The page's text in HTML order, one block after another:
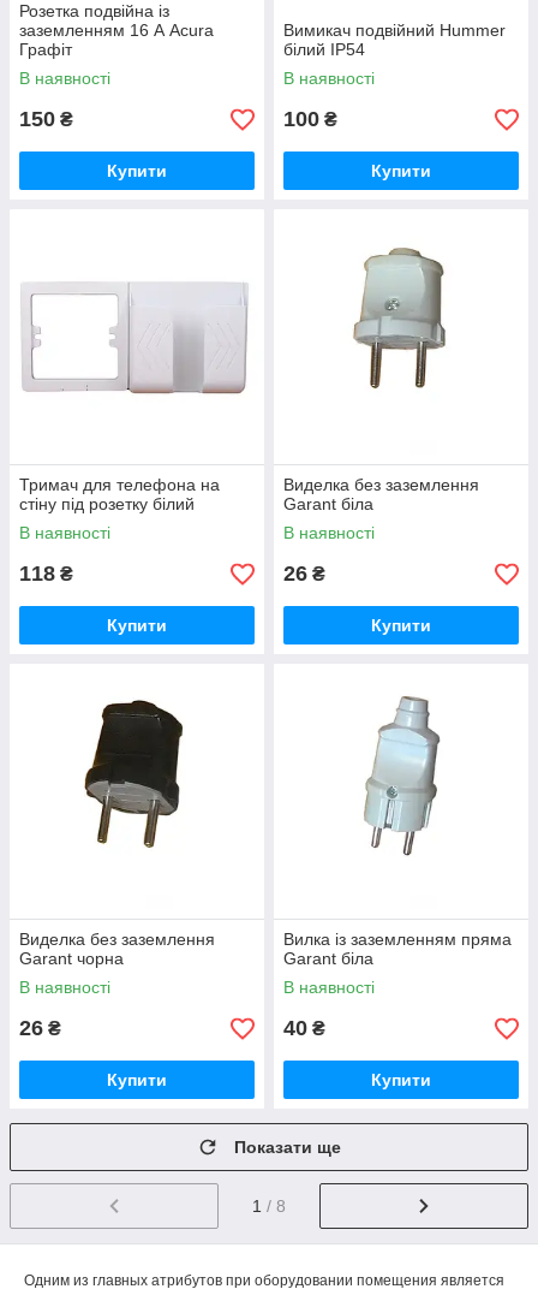
Розетка подвійна із
заземленням 16 А Acura
Графіт
В наявності
150 ₴
Купити
Вимикач подвійний Hummer
білий IP54
В наявності
100 ₴
Купити
Тримач для телефона на
стіну під розетку білий
В наявності
118 ₴
Купити
Виделка без заземлення
Garant біла
В наявності
26 ₴
Купити
Виделка без заземлення
Garant чорна
В наявності
26 ₴
Купити
Вилка із заземленням пряма
Garant біла
В наявності
40 ₴
Купити
Показати ще
1 / 8
Одним из главных атрибутов при оборудовании помещения является